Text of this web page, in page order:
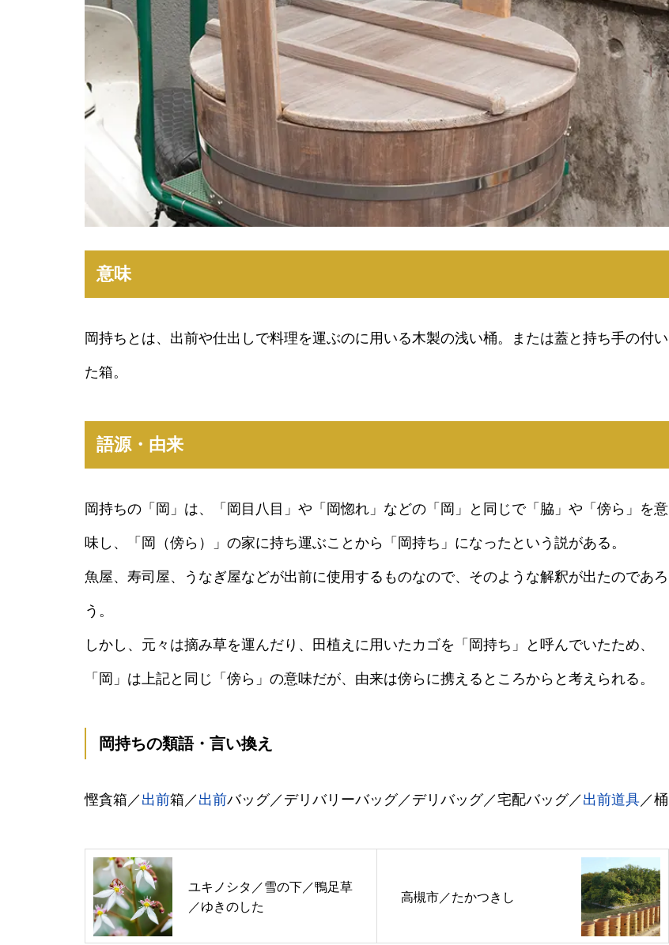
意味
岡持ちとは、出前や仕出しで料理を運ぶのに用いる木製の浅い桶。または蓋と持ち手の付い
た箱。
語源・由来
岡持ちの「岡」は、「岡目八目」や「岡惚れ」などの「岡」と同じで「脇」や「傍ら」を意
味し、「岡（傍ら）」の家に持ち運ぶことから「岡持ち」になったという説がある。
魚屋、寿司屋、うなぎ屋などが出前に使用するものなので、そのような解釈が出たのであろ
う。
しかし、元々は摘み草を運んだり、田植えに用いたカゴを「岡持ち」と呼んでいたため、
「岡」は上記と同じ「傍ら」の意味だが、由来は傍らに携えるところからと考えられる。
岡持ちの類語・言い換え
慳貪箱／ 出前箱／ 出前バッグ／デリバリーバッグ／デリバッグ／宅配バッグ／ 出前道具／桶
ユキノシタ／雪の下／鴨足草
／ゆきのした
高槻市／たかつきし